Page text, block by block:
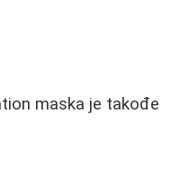
maska je takođe